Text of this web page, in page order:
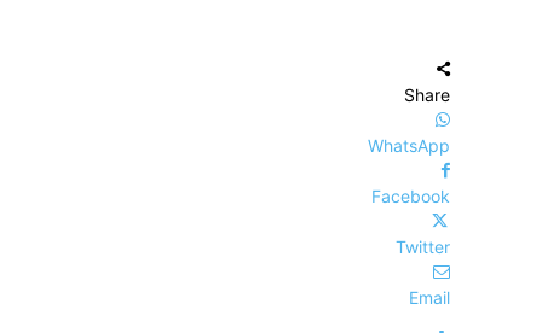
Share
WhatsApp
Facebook
Twitter
Email